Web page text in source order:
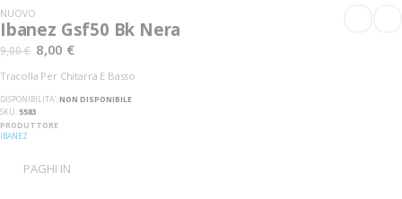
galleria
di
immagini
galleria
di
immagini
NUOVO
Ibanez Gsf50 Bk Nera
9,00 € 8,00 €
Tracolla Per Chitarra E Basso
DISPONIBILITA':NON DISPONIBILE
SKU 5583
PRODUTTORE
IBANEZ
PAGHI IN